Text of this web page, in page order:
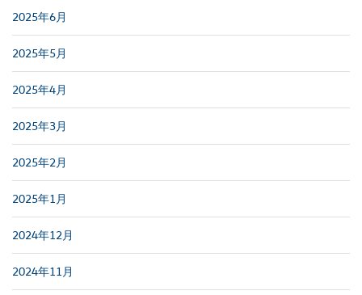
2025年6月
2025年5月
2025年4月
2025年3月
2025年2月
2025年1月
2024年12月
2024年11月